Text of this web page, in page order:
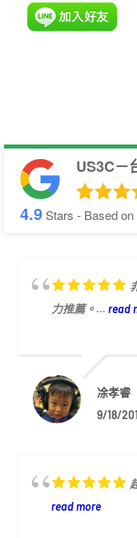
US3C－
4.9Stars - Based on
力推薦。... read
凃孝睿
9/18/
read more